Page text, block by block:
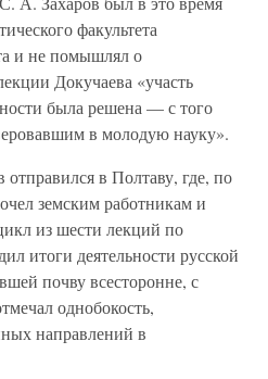
факультета
и не помышлял о
Докучаева «участь
была решена — с того
в молодую науку».
в Полтаву, где, по
земским работникам и
из шести лекций по
итоги деятельности русской
почву всесторонне, с
однобокость,
направлений в